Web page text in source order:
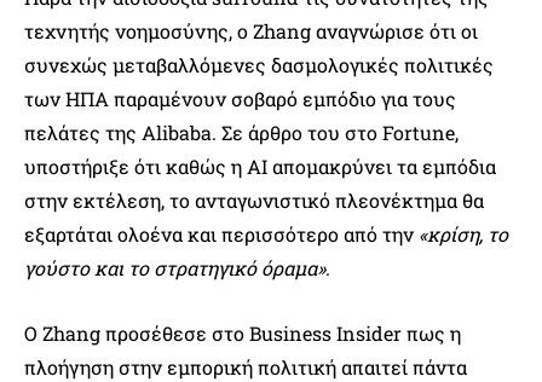
τεχνητής νοημοσύνης, ο Zhang αναγνώρισε ότι οι
συνεχώς μεταβαλλόμενες δασμολογικές πολιτικές
των ΗΠΑ παραμένουν σοβαρό εμπόδιο για τους
πελάτες της Alibaba. Σε άρθρο του στο Fortune,
υποστήριξε ότι καθώς η AI απομακρύνει τα εμπόδια
στην εκτέλεση, το ανταγωνιστικό πλεονέκτημα θα
εξαρτάται ολοένα και περισσότερο από την«κρίση, το
γούστο και το στρατηγικό όραμα».
Ο Zhang προσέθεσε στο Business Insider πως η
πλοήγηση στην εμπορική πολιτική απαιτεί πάντα